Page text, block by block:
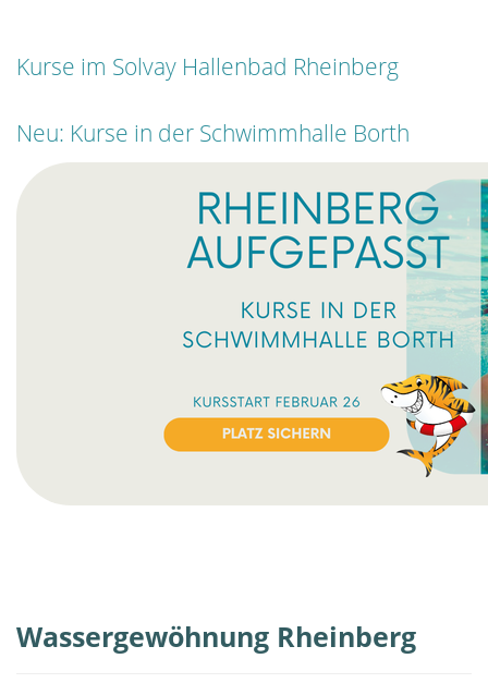
Kurse im Solvay Hallenbad Rheinberg
Neu: Kurse in der Schwimmhalle Borth
Wassergewöhnung Rheinberg